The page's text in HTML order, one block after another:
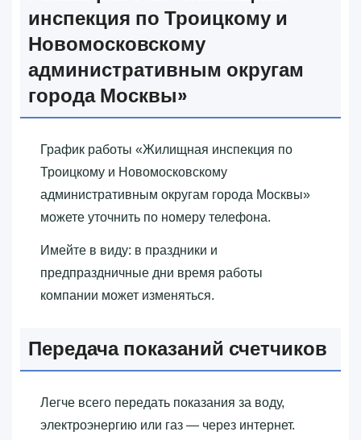
инспекция по Троицкому и
Новомосковскому
административным округам
города Москвы»‎
График работы «‎Жилищная инспекция по
Троицкому и Новомосковскому
административным округам города Москвы»‎
можете уточнить по номеру телефона.
Имейте в виду: в праздники и
предпраздничные дни время работы
компании может изменяться.
Передача показаний счетчиков
Легче всего передать показания за воду,
электроэнергию или газ — через интернет.